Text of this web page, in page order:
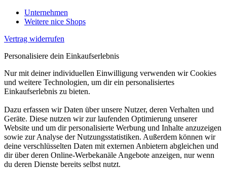
Unternehmen
Weitere nice Shops
Vertrag widerrufen
Personalisiere dein Einkaufserlebnis
Nur mit deiner individuellen Einwilligung verwenden wir Cookies
und weitere Technologien, um dir ein personalisiertes
Einkaufserlebnis zu bieten.
Dazu erfassen wir Daten über unsere Nutzer, deren Verhalten und
Geräte. Diese nutzen wir zur laufenden Optimierung unserer
Website und um dir personalisierte Werbung und Inhalte anzuzeigen
sowie zur Analyse der Nutzungsstatistiken. Außerdem können wir
deine verschlüsselten Daten mit externen Anbietern abgleichen und
dir über deren Online-Werbekanäle Angebote anzeigen, nur wenn
du deren Dienste bereits selbst nutzt.